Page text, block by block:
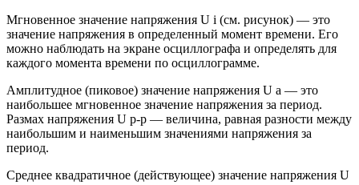
Мгновенное значение напряжения U i (см. рисунок) — это
значение напряжения в определенный момент времени. Его
можно наблюдать на экране осциллографа и определять для
каждого момента времени по осциллограмме.
Амплитудное (пиковое) значение напряжения U a — это
наибольшее мгновенное значение напряжения за период.
Размах напряжения U p-p — величина, равная разности между
наибольшим и наименьшим значениями напряжения за
период.
Среднее квадратичное (действующее) значение напряжения U